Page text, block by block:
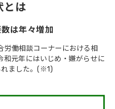
とは
は年々増加
労働相談コーナーにおける相
和元年にはいじめ・嫌がらせに
ました。(※1)